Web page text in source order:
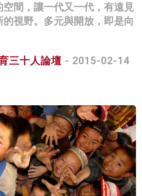
間，讓一代又一代，有遠見
視野。多元與開放，即是向
三十人論壇 - 2015-02-14